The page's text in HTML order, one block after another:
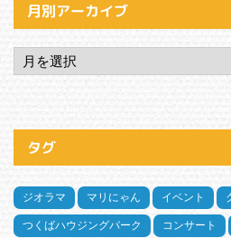
月別アーカイブ
タグ
ジオラマ マリにゃん イベント
つくばハウジングパーク コンサート